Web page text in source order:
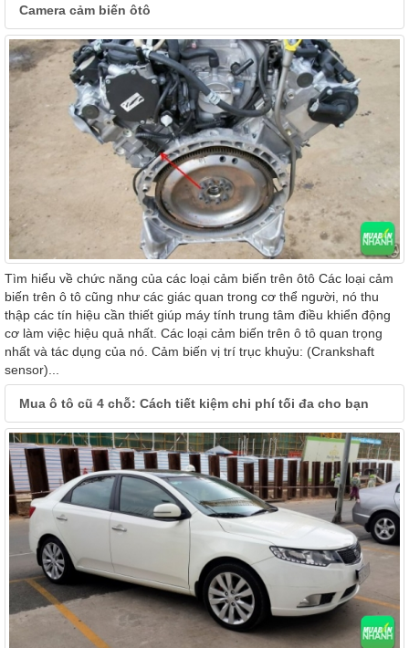
Camera cảm biến ôtô
Tìm hiểu về chức năng của các loại cảm biến trên ôtô Các loại cảm
biến trên ô tô cũng như các giác quan trong cơ thể người, nó thu
thập các tín hiệu cần thiết giúp máy tính trung tâm điều khiển động
cơ làm việc hiệu quả nhất. Các loại cảm biến trên ô tô quan trọng
nhất và tác dụng của nó. Cảm biến vị trí trục khuỷu: (Crankshaft
sensor)...
Mua ô tô cũ 4 chỗ: Cách tiết kiệm chi phí tối đa cho bạn